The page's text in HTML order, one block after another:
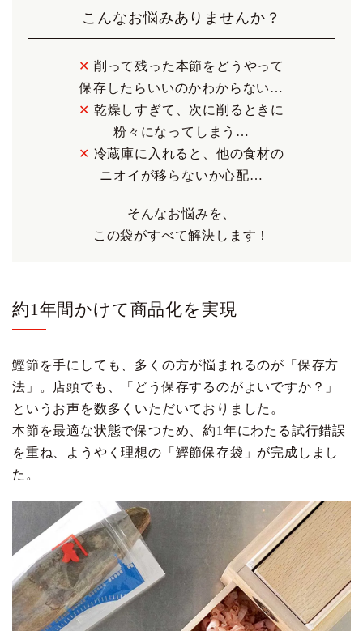
こんなお悩みありませんか？
✕ 削って残った本節をどうやって
保存したらいいのかわからない…
✕ 乾燥しすぎて、次に削るときに
粉々になってしまう…
✕ 冷蔵庫に入れると、他の食材の
ニオイが移らないか心配…
そんなお悩みを、
この袋がすべて解決します！
約1年間かけて商品化を実現
鰹節を手にしても、多くの方が悩まれるのが「保存方
法」。店頭でも、「どう保存するのがよいですか？」
というお声を数多くいただいておりました。
本節を最適な状態で保つため、約1年にわたる試行錯誤
を重ね、ようやく理想の「鰹節保存袋」が完成しまし
た。